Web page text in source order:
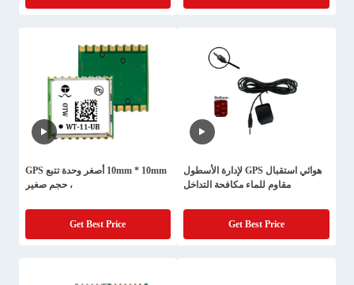
هوائي استقبال GPS لإدارة الأسطول
مقاوم للماء مكافحة التداخل
Get Best Price
10mm * 10mm أصغر وحدة تتبع GPS
، حجم صغير
Get Best Price